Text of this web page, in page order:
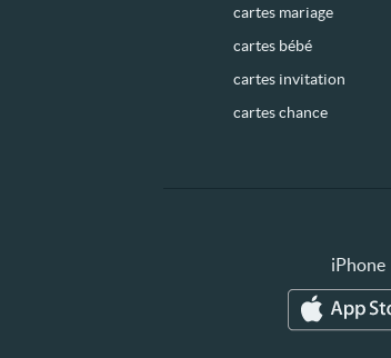
cartes mariage
cartes bébé
cartes invitation
cartes chance
iPhone